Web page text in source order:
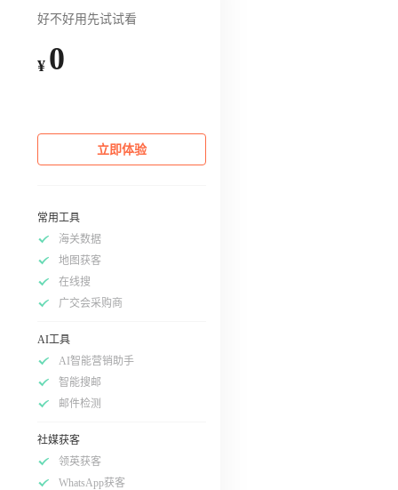
好不好用先试试看
¥ 0
立即体验
常用工具
海关数据
地图获客
在线搜
广交会采购商
AI工具
AI智能营销助手
智能搜邮
邮件检测
社媒获客
领英获客
WhatsApp获客